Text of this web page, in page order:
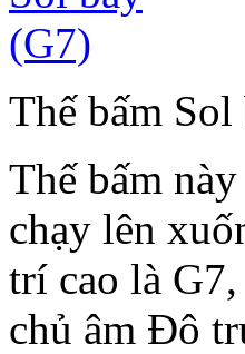
Thế bấm
Thế bấm
chạy lên
trí cao là
chủ âm Đô